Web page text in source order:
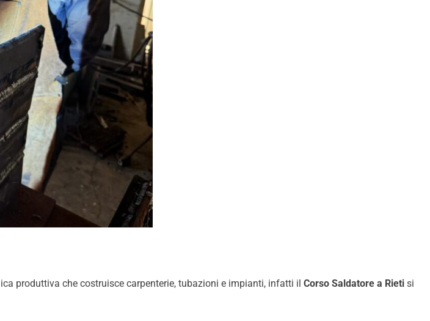
produttiva che costruisce carpenterie, tubazioni e impianti, infatti il Corso Saldatore a Rieti si